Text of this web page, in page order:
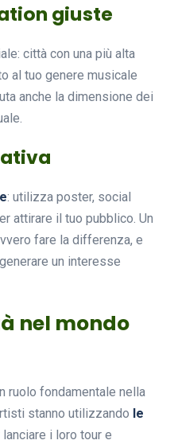
giuste
città con una più alta
al tuo genere musicale
anche la dimensione dei
: utilizza poster, social
attirare il tuo pubblico. Un
fare la differenza, e
un interesse
nel mondo
ruolo fondamentale nella
stanno utilizzando le
lanciare i loro tour e